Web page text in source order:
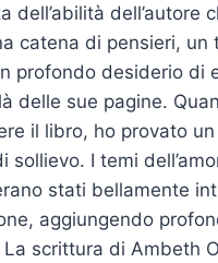
dell’abilità dell’autore
catena di pensieri, un
profondo desiderio di
delle sue pagine.
il libro, ho provato
sollievo. I temi
stati bellamente
aggiungendo
scrittura di Ambeth